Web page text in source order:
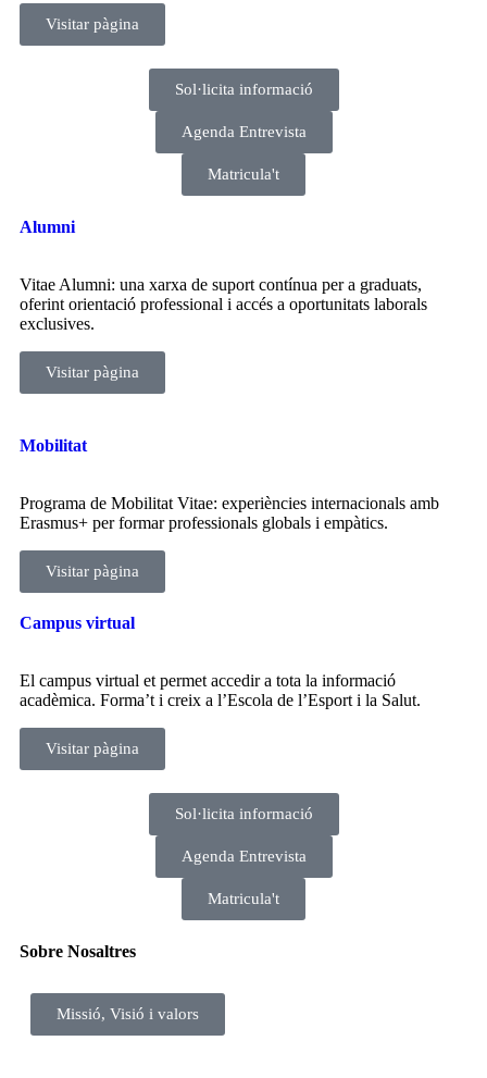
Visitar pàgina
Sol·licita informació
Agenda Entrevista
Matricula't
Alumni
Vitae Alumni: una xarxa de suport contínua per a graduats,
oferint orientació professional i accés a oportunitats laborals
exclusives.
Visitar pàgina
Mobilitat
Programa de Mobilitat Vitae: experiències internacionals amb
Erasmus+ per formar professionals globals i empàtics.
Visitar pàgina
Campus virtual
El campus virtual et permet accedir a tota la informació
acadèmica. Forma’t i creix a l’Escola de l’Esport i la Salut.
Visitar pàgina
Sol·licita informació
Agenda Entrevista
Matricula't
Sobre Nosaltres
Missió, Visió i valors